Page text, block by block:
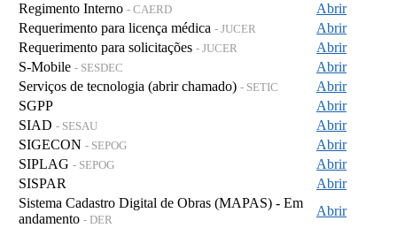
Regimento Interno - CAERD
Abrir
Requerimento para licença médica - JUCER
Abrir
Requerimento para solicitações - JUCER
Abrir
S-Mobile - SESDEC
Abrir
Serviços de tecnologia (abrir chamado) - SETIC
Abrir
SGPP
Abrir
SIAD - SESAU
Abrir
SIGECON - SEPOG
Abrir
SIPLAG - SEPOG
Abrir
SISPAR
Abrir
Sistema Cadastro Digital de Obras (MAPAS) - Em
andamento - DER
Abrir